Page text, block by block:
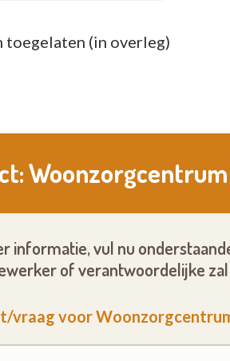
(in overleg)
Woonzorgcentrum
informatie, vul nu
of verantwoordelijke
vraag voor